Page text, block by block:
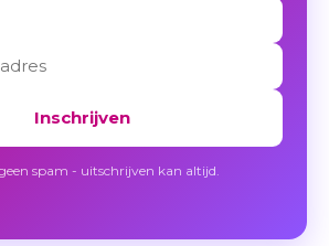
Inschrijven
spam - uitschrijven kan altijd.